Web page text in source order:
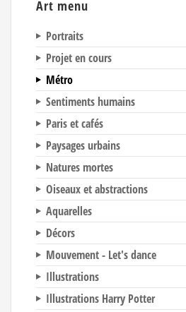
Art menu
Portraits
Projet en cours
Métro
Sentiments humains
Paris et cafés
Paysages urbains
Natures mortes
Oiseaux et abstractions
Aquarelles
Décors
Mouvement - Let's dance
Illustrations
Illustrations Harry Potter